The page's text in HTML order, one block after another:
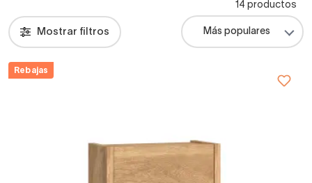
Mostrar filtros
14 productos
Rebajas